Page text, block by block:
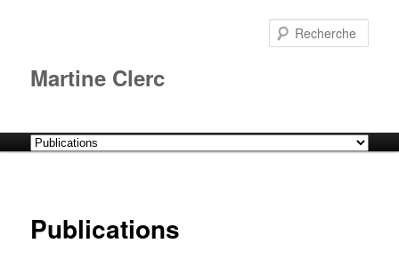
Martine Clerc
Publications